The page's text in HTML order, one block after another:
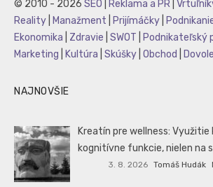
© 2010 - 2026 SEO Reklama a PR
Reality
Manažment Prijímáčky
Ekonomika
Zdravie SWOT Podnikateľský
Marketing
Kultúra Skúšky Obchod
NAJNOVŠIE
Kreatín pre wellness: Využitie
kognitívne funkcie, nielen na
3. 8. 2026 Tomáš Hudák